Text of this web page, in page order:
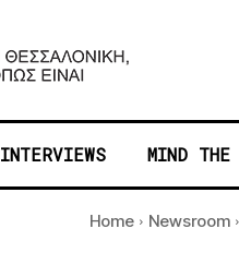
INTERVIEWS MIND THE
Home Newsroom